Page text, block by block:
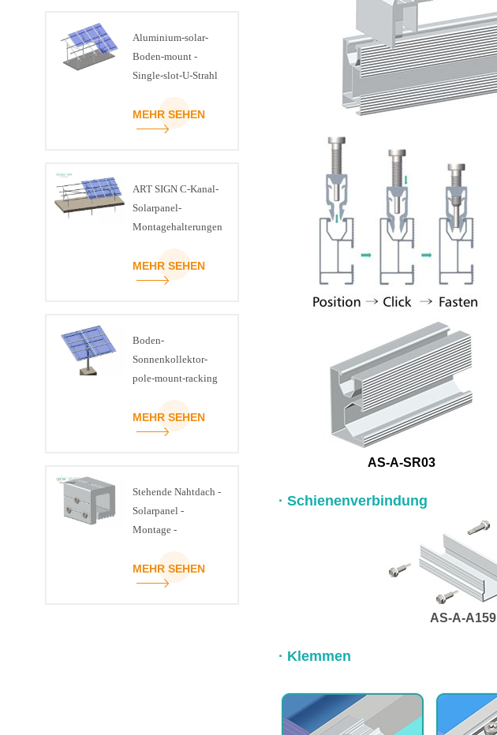
AS-A-SR03
· Schienenverbindung
AS-A-A159
· Klemmen
Aluminium-solar-
Boden-mount -
Single-slot-U-Strahl
MEHR SEHEN
ART SIGN C-Kanal-
Solarpanel-
Montagehalterungen
Boden
MEHR SEHEN
Boden-
Sonnenkollektor-
pole-mount-racking
MEHR SEHEN
Stehende Nahtdach -
Solarpanel -
Montage -
MEHR SEHEN